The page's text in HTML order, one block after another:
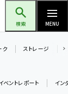
検索 MENU
ク ストレージ
ベントレポート イン